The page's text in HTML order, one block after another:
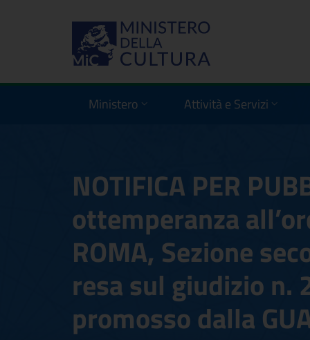
Ministero Attività e Servizi
NOTIFICA PER
ottemperanza
ROMA, Sezione
resa sul giudizio n.
promosso dalla